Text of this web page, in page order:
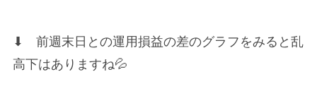
⬇︎ 前週末日との運用損益の差のグラフをみると乱
高下はありますね💦